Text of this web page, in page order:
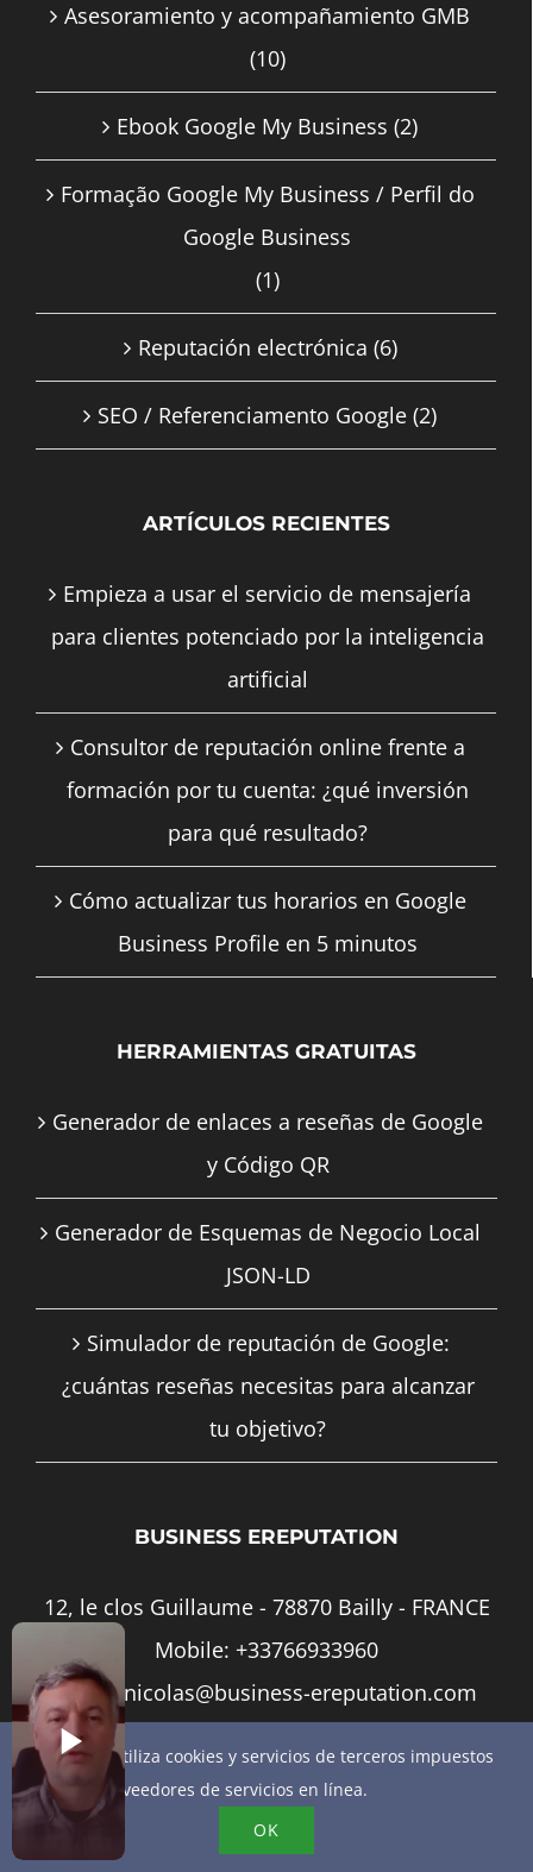
Asesoramiento y acompañamiento GMB
(10)
Ebook Google My Business (2)
Formação Google My Business / Perfil do
Google Business
(1)
Reputación electrónica (6)
SEO / Referenciamento Google (2)
ARTÍCULOS RECIENTES
Empieza a usar el servicio de mensajería
para clientes potenciado por la inteligencia
artificial
Consultor de reputación online frente a
formación por tu cuenta: ¿qué inversión
para qué resultado?
Cómo actualizar tus horarios en Google
Business Profile en 5 minutos
HERRAMIENTAS GRATUITAS
Generador de enlaces a reseñas de Google
y Código QR
Generador de Esquemas de Negocio Local
JSON-LD
Simulador de reputación de Google:
¿cuántas reseñas necesitas para alcanzar
tu objetivo?
BUSINESS EREPUTATION
12, le clos Guillaume - 78870 Bailly - FRANCE
Mobile: +33766933960
Email:nicolas@business-ereputation.com
Este sitio utiliza cookies y servicios de terceros impuestos
por los proveedores de servicios en línea.
OK